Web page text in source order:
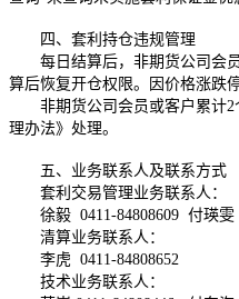
四、套利持仓违规管理
每日结算后，非期货公司会员
算后恢复开仓权限。因价格涨跌
非期货公司会员或客户累计2个
理办法》处理。
五、业务联系人及联系方式
套利交易管理业务联系人：
徐毅 0411-84808609 付瑛雯
清算业务联系人：
李虎 0411-84808652
技术业务联系人：